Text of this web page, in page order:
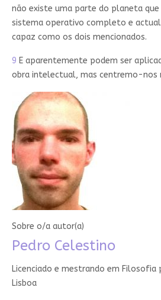
não existe uma parte do planeta que
sistema operativo completo e
capaz como os dois mencionados.
9 E aparentemente podem ser
obra intelectual, mas centremo-nos
Sobre o/a autor(a)
Pedro Celestino
Licenciado e mestrando em Filosofia
Lisboa